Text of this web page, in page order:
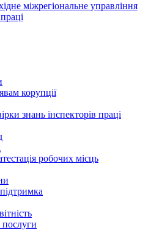
міжрегіональне управління
корупції
знань інспекторів праці
робочих місць
послуги